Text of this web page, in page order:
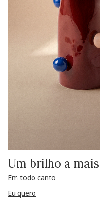
Um brilho a mais
Em todo canto
Eu quero